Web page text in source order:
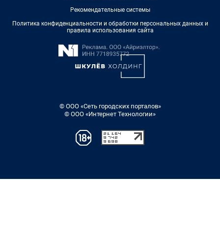
Рекомендательные системы
Политика конфиденциальности и обработки персональных данных и
правила использования сайта
© ООО «Сеть городских порталов»
© ООО «Интернет Технологии»